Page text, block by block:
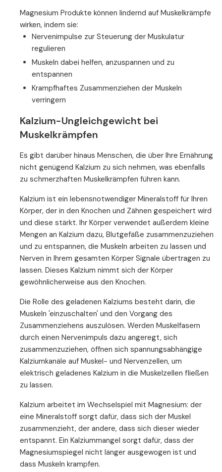
Magnesium Produkte können lindernd auf Muskelkrämpfe
wirken, indem sie:
Nervenimpulse zur Steuerung der Muskulatur
regulieren
Muskeln dabei helfen, anzuspannen und zu
entspannen
Krampfhaftes Zusammenziehen der Muskeln
verringern
Kalzium-Ungleichgewicht bei
Muskelkrämpfen
Es gibt darüber hinaus Menschen, die über Ihre Ernährung
nicht genügend Kalzium zu sich nehmen, was ebenfalls
zu schmerzhaften Muskelkrämpfen führen kann.
Kalzium ist ein lebensnotwendiger Mineralstoff für Ihren
Körper, der in den Knochen und Zähnen gespeichert wird
und diese stärkt. Ihr Körper verwendet außerdem kleine
Mengen an Kalzium dazu, Blutgefäße zusammenzuziehen
und zu entspannen, die Muskeln arbeiten zu lassen und
Nerven in Ihrem gesamten Körper Signale übertragen zu
lassen. Dieses Kalzium nimmt sich der Körper
gewöhnlicherweise aus den Knochen.
Die Rolle des geladenen Kalziums besteht darin, die
Muskeln 'einzuschalten' und den Vorgang des
Zusammenziehens auszulösen. Werden Muskelfasern
durch einen Nervenimpuls dazu angeregt, sich
zusammenzuziehen, öffnen sich spannungsabhängige
Kalziumkanäle auf Muskel- und Nervenzellen, um
elektrisch geladenes Kalzium in die Muskelzellen fließen
zu lassen.
Kalzium arbeitet im Wechselspiel mit Magnesium: der
eine Mineralstoff sorgt dafür, dass sich der Muskel
zusammenzieht, der andere, dass sich dieser wieder
entspannt. Ein Kalziummangel sorgt dafür, dass der
Magnesiumspiegel nicht länger ausgewogen ist und
dass Muskeln krampfen.